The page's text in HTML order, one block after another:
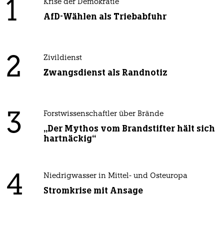
1 Krise der Demokratie
AfD-Wählen als Triebabfuhr
2 Zivildienst
Zwangsdienst als Randnotiz
3 Forstwissenschaftler über Brände
„Der Mythos vom Brandstifter hält sich
hartnäckig“
4 Niedrigwasser in Mittel- und Osteuropa
Stromkrise mit Ansage